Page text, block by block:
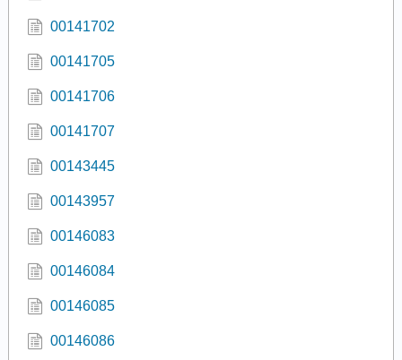
00141702
00141705
00141706
00141707
00143445
00143957
00146083
00146084
00146085
00146086